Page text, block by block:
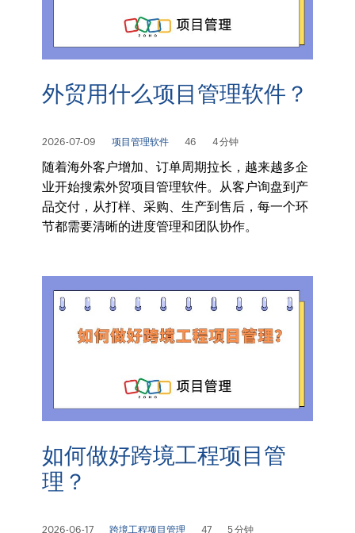
外贸用什么项目管理软件？
2026-07-09 项目管理软件 46 4 分钟
随着海外客户增加、订单周期拉长，越来越多企
业开始搜索外贸项目管理软件。从客户询盘到产
品交付，从打样、采购、生产到售后，每一个环
节都需要清晰的进度管理和团队协作。
如何做好跨境工程项目管
理？
2026-06-17 跨境工程项目管理 47 5 分钟